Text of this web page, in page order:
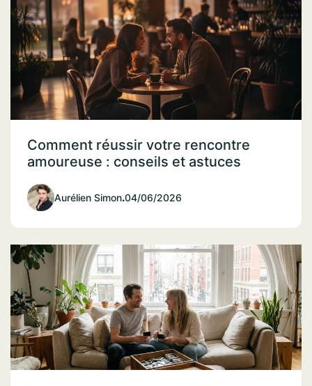
Comment réussir votre rencontre
amoureuse : conseils et astuces
Aurélien Simon.04/06/2026